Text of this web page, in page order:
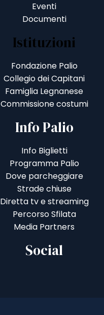
Eventi
Documenti
Istituzioni
Fondazione Palio
Collegio dei Capitani
Famiglia Legnanese
Commissione costumi
Info Palio
Info Biglietti
Programma Palio
Dove parcheggiare
Strade chiuse
Diretta tv e streaming
Percorso Sfilata
Media Partners
Social